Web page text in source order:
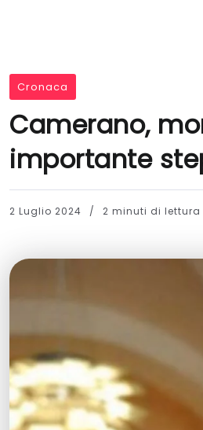
Cronaca
Camerano,
importante
2 Luglio 2024 2 minuti di lettura